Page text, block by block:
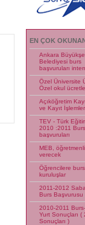
EN ÇOK
Ankara
Belediyesi burs
başvuruları
Özel Üniversite
Özel okul
Açıköğretim
ve Kayıt
TEV - Türk
2010 :2011 Burs
başvuruları
MEB,
verecek
Öğrencilere
kuruluşlar
2011-2012
Burs Başvurusu
2010-2011
Yurt Sonuçları (
Sonuçları )